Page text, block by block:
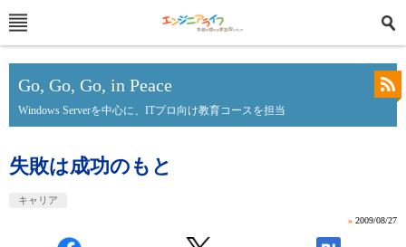
Go, Go, Go, in Peace
Windows Serverを中心に、ITプロ向け教育コースを担当
失敗は成功のもと
キャリア
» 2009/08/27